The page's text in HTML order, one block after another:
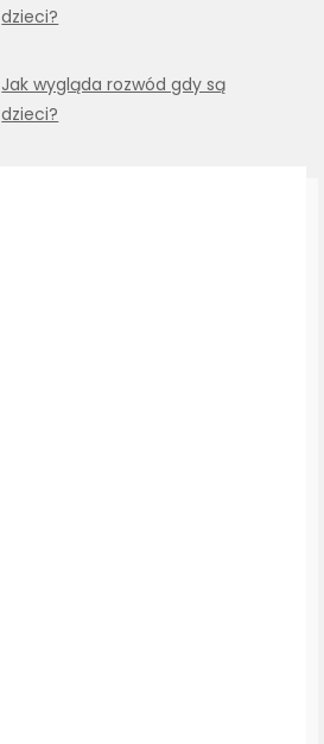
dzieci?
Jak wygląda rozwód gdy są
dzieci?